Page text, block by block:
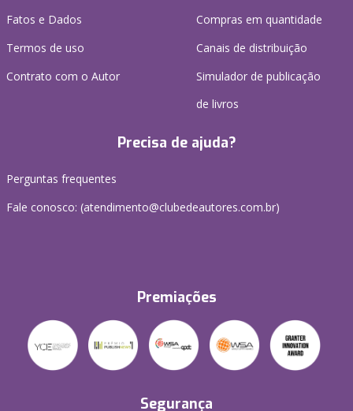
Fatos e Dados
Termos de uso
Contrato com o Autor
Compras em quantidade
Canais de distribuição
Simulador de publicação
de livros
Precisa de ajuda?
Perguntas frequentes
Fale conosco: (atendimento@clubedeautores.com.br)
Premiações
Segurança